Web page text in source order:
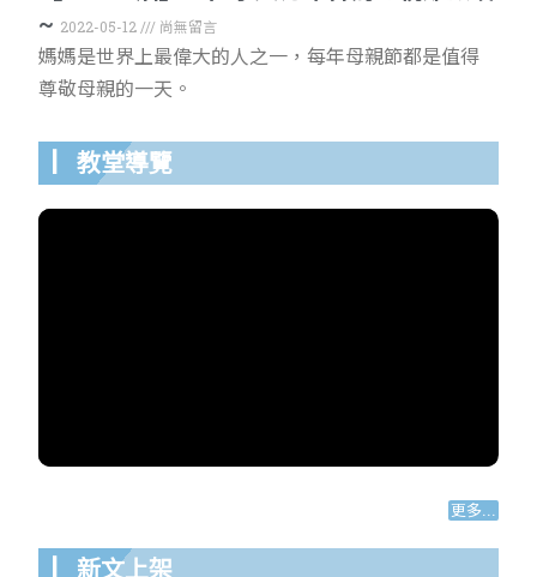
~ 2022-05-12 尚無留言
媽媽是世界上最偉大的人之一，每年母親節都是值得
尊敬母親的一天。
▏教堂導覽
更多...
▏新文上架